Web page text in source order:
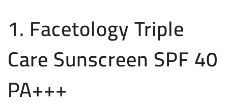
1. Facetology Triple
Care Sunscreen SPF 40
PA+++